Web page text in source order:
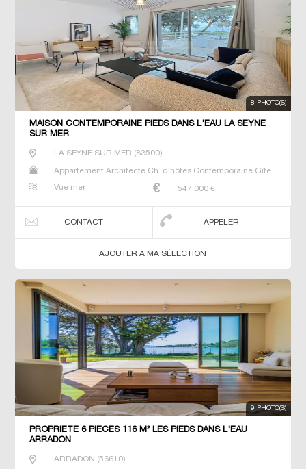
8 PHOTO(S)
MAISON CONTEMPORAINE PIEDS DANS L'EAU LA SEYNE
SUR MER
LA SEYNE SUR MER (83500)
Appartement Architecte Ch. d'hôtes Contemporaine Gîte
Vue mer
547 000 €
CONTACT APPELER
AJOUTER A MA SÉLECTION
9 PHOTO(S)
PROPRIETE 6 PIECES 116 M² LES PIEDS DANS L'EAU
ARRADON
ARRADON (56610)